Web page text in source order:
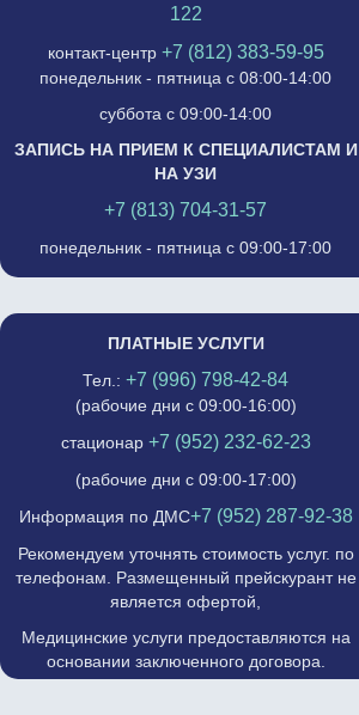
122
контакт-центр +7 (812) 383-59-95
понедельник - пятница с 08:00-14:00
суббота с 09:00-14:00
ЗАПИСЬ НА ПРИЕМ К СПЕЦИАЛИСТАМ И
НА УЗИ
+7 (813) 704-31-57
понедельник - пятница с 09:00-17:00
ПЛАТНЫЕ УСЛУГИ
Тел.: +7 (996) 798-42-84
(рабочие дни с 09:00-16:00)
стационар +7 (952) 232-62-23
(рабочие дни с 09:00-17:00)
Информация по ДМС+7 (952) 287-92-38
Рекомендуем уточнять стоимость услуг. по
телефонам. Размещенный прейскурант не
является офертой,
Медицинские услуги предоставляются на
основании заключенного договора.